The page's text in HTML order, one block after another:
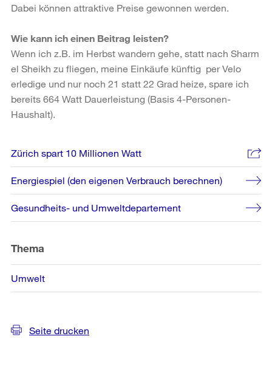
Dabei können attraktive Preise gewonnen werden.
Wie kann ich einen Beitrag leisten?
Wenn ich z.B. im Herbst wandern gehe, statt nach Sharm
el Sheikh zu fliegen, meine Einkäufe künftig per Velo
erledige und nur noch 21 statt 22 Grad heize, spare ich
bereits 664 Watt Dauerleistung (Basis 4-Personen-
Haushalt).
Weitere
Informationen
Zürich spart 10 Millionen Watt
Energiespiel (den eigenen Verbrauch berechnen)
Gesundheits- und Umweltdepartement
Thema
Umwelt
Seite drucken